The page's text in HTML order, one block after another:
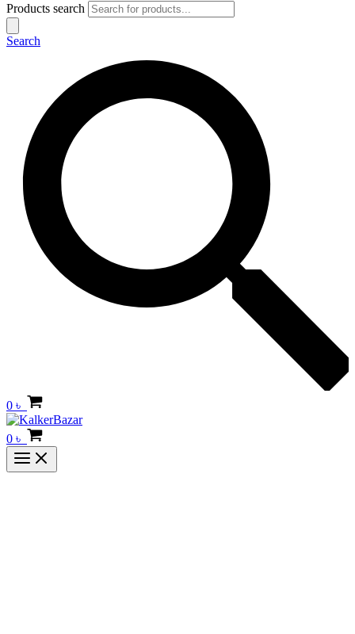
Products search
Search
0 ৳
0 ৳